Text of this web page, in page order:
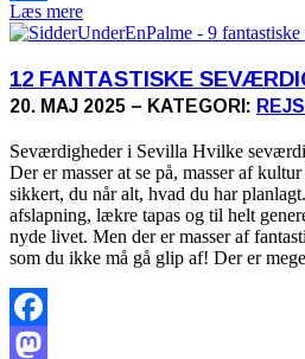
Share
Læs mere
12 FANTASTISKE
20. MAJ 2025 – KATEGORI:
Seværdigheder i Sevilla Hvilke
Der er masser at se på, masser af
sikkert, du når alt, hvad du har
afslapning, lækre tapas og til helt
nyde livet. Men der er masser af
som du ikke må gå glip af! Der er
Facebook